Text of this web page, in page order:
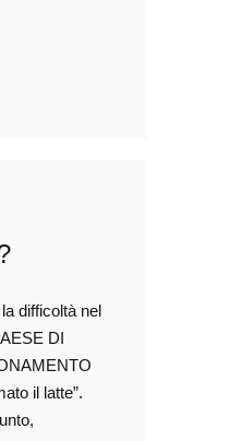
difficoltà nel
DI
il latte”.